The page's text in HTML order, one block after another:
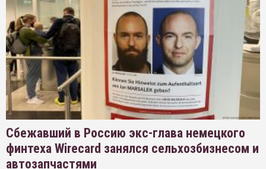
Сбежавший в Россию экс-глава немецкого
финтеха Wirecard занялся сельхозбизнесом и
автозапчастями